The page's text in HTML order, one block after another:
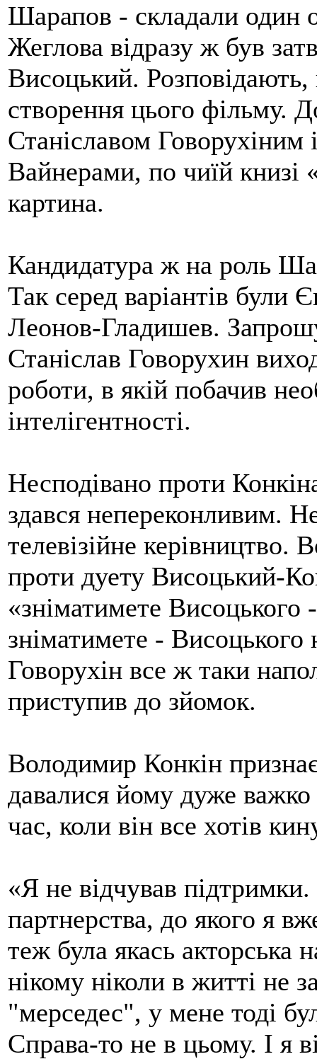
Шарапов - складали один
Жеглова відразу ж був
Висоцький. Розповідають,
створення цього фільму.
Станіславом Говорухіним
Вайнерами, по чиїй книзі
картина.
Кандидатура ж на роль
Так серед варіантів були
Леонов-Гладишев.
Станіслав Говорухин
роботи, в якій побачив
інтелігентності.
Несподівано проти
здався непереконливим.
телевізійне
проти дуету Висоцький-
«зніматимете Висоцького
зніматимете -
Говорухін все ж таки
приступив до зйомок.
Володимир Конкін
давалися йому дуже
час, коли він все хотів
«Я не відчував
партнерства, до якого я
теж була якась акторська
нікому ніколи в житті не
"мерседес", у мене тоді
Справа-то не в цьому. І я